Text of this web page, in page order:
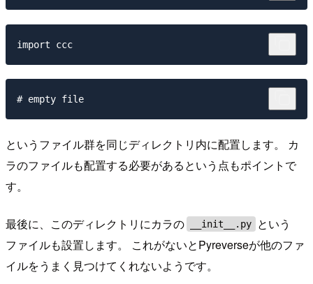
というファイル群を同じディレクトリ内に配置します。 カ
ラのファイルも配置する必要があるという点もポイントで
す。
最後に、このディレクトリにカラの __init__.py
という
ファイルも設置します。 これがないとPyreverseが他のファ
イルをうまく見つけてくれないようです。